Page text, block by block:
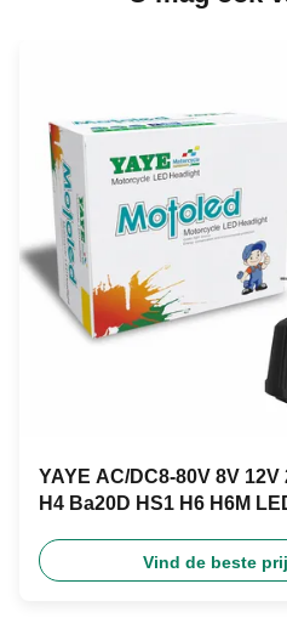
YAYE AC/DC8-80V 8V 12V
H4 Ba20D HS1 H6 H6M
Vind de beste